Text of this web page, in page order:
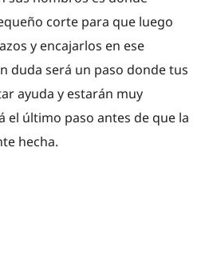
corte para que luego
y encajarlos en ese
duda será un paso donde tus
ayuda y estarán muy
el último paso antes de que la
hecha.